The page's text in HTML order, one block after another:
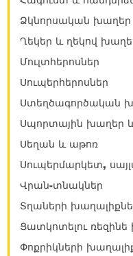
Ձկնորսական խաղեր
Ղեկեր և ղեկով
Մուլտհերոսներ
Սուպերհերոսներ
Ստեղծագործական
Սպորտային խաղեր
Սեղան և աթոռ
Սուպերմարկետ,
Վրան-տնակներ
Տղաների
Ցատկոտելու ռեզինե
Փոքրիկների